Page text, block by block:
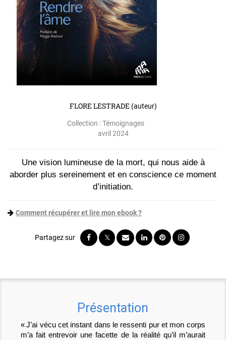
FLORE LESTRADE(auteur)
Collection :Témoignages
avril 2024
Une vision lumineuse de la mort, qui nous aide à
aborder plus sereinement et en conscience ce moment
d’initiation.
Comment récupérer et lire mon ebook ?
Présentation
« J’ai vécu cet instant dans le ressenti pur et mon corps
m’a fait entrevoir une facette de la réalité qu’il m’aurait